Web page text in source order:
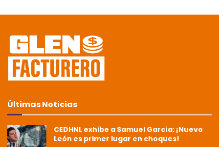
Últimas Noticias
CEDHNL exhibe a Samuel García: ¡Nuevo
León es primer lugar en choques!